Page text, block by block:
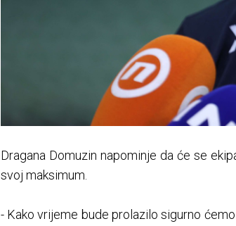
Dragana Domuzin napominje da će se
svoj maksimum.
- Kako vrijeme bude prolazilo sigurno